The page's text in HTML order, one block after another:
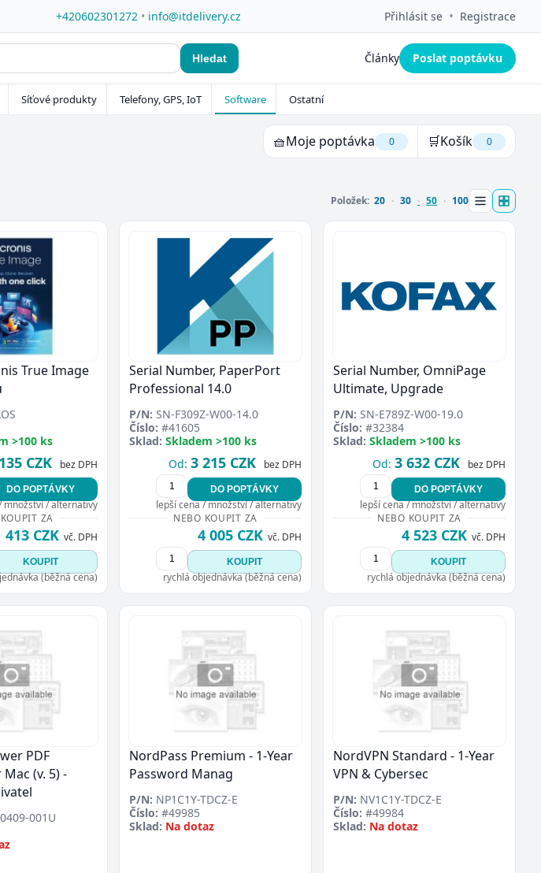
+420602301272 • info@itdelivery.cz Přihlásit se • Registrace
Hledat Články Poslat poptávku
Síťové produkty Telefony, GPS, IoT Software Ostatní
🧺Moje poptávka 0 🛒Košík 0
Položek: 20 30 50 100
True Image
>100 ks
CZK bez DPH
DO POPTÁVKY
množství / alternativy
ZA
413 CZK vč. DPH
KOUPIT
(běžná cena)
Serial Number, PaperPort
Professional 14.0
P/N: SN-F309Z-W00-14.0
Číslo: #41605
Sklad: Skladem >100 ks
Od: 3 215 CZK bez DPH
DO POPTÁVKY
lepší cena / množství / alternativy
NEBO KOUPIT ZA
4 005 CZK vč. DPH
KOUPIT
rychlá objednávka (běžná cena)
Serial Number, OmniPage
Ultimate, Upgrade
P/N: SN-E789Z-W00-19.0
Číslo: #32384
Sklad: Skladem >100 ks
Od: 3 632 CZK bez DPH
DO POPTÁVKY
lepší cena / množství / alternativy
NEBO KOUPIT ZA
4 523 CZK vč. DPH
KOUPIT
rychlá objednávka (běžná cena)
PDF
(v. 5) -
001U
NordPass Premium - 1-Year
Password Manag
P/N: NP1C1Y-TDCZ-E
Číslo: #49985
Sklad: Na dotaz
NordVPN Standard - 1-Year
VPN & Cybersec
P/N: NV1C1Y-TDCZ-E
Číslo: #49984
Sklad: Na dotaz